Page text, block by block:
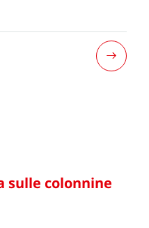
sulle colonnine